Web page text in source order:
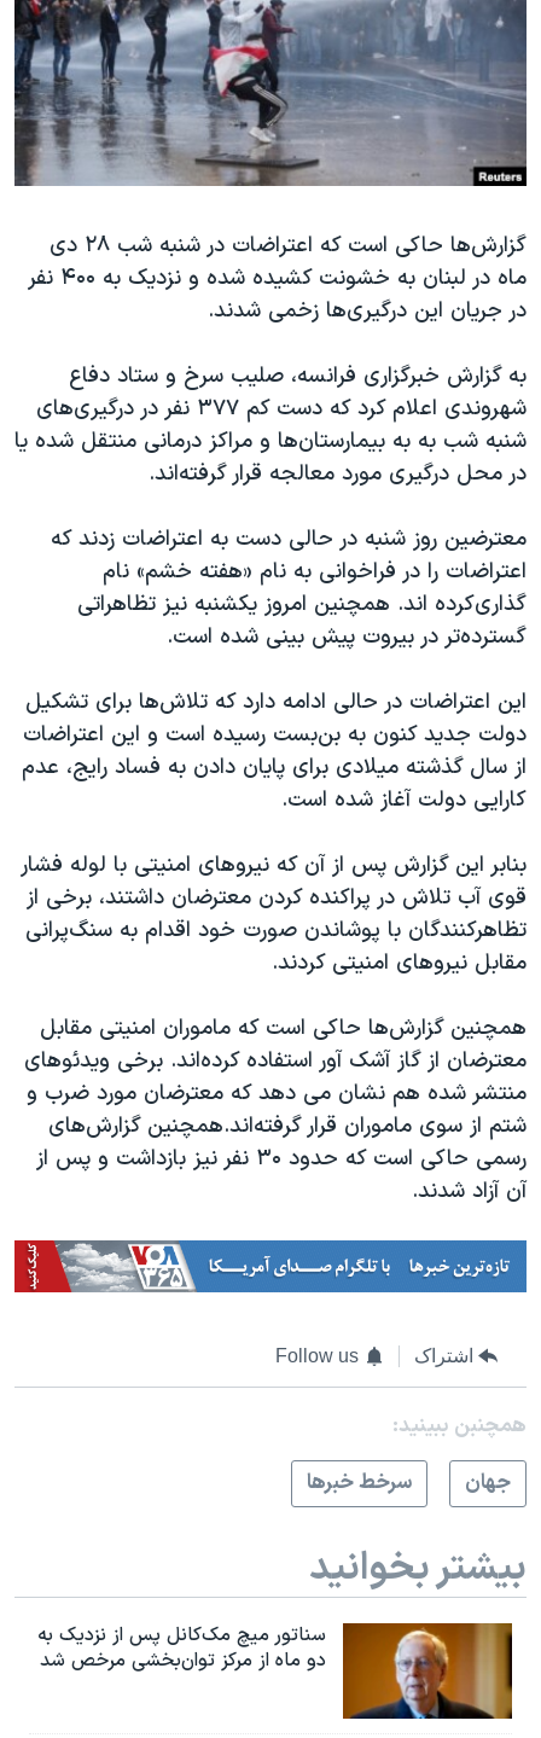
فرهنگ و زندگی
حقوق شهروندی
اقتصادی
علم و فناوری
گالری عکس
آرشیو پخش زنده
مستندها
انتخابات ریاست جمهوری آمریکا ۲۰۲۴
حمله جمهوری اسلامی به اسرائیل
رمز مهسا
اعتراضات زن، زندگی، آزادی
مجموعه مستندهای دادخواهی
تریبونال مردمی آبان ۹۸
دادگاه حمید نوری
چهل سال گروگان‌گیری
قانون شفافیت دارائی کادر رهبری ایران
اسرائیل در جنگ
نرگس محمدی برنده جایزه نوبل صلح
همایش محافظه‌کاران آمریکا «سی‌پک»
سفر پرزیدنت ترامپ به چین
دنبال کنید
زبانهای مختلف
گزارش‌ها حاکی است که اعتراضات در شنبه شب ۲۸ دی
ماه در لبنان به خشونت کشیده شده و نزدیک به ۴۰۰ نفر
در جریان این درگیری‌ها زخمی شدند.
به گزارش خبرگزاری فرانسه، صلیب سرخ و ستاد دفاع
شهروندی اعلام کرد که دست کم ۳۷۷ نفر در درگیری‌های
شنبه شب به به بیمارستان‌ها و مراکز درمانی منتقل شده یا
در محل درگیری مورد معالجه قرار گرفته‌اند.
معترضین روز شنبه در حالی دست به اعتراضات زدند که
اعتراضات را در فراخوانی به نام «هفته خشم» نام
گذاری‌کرده اند. همچنین امروز یکشنبه نیز تظاهراتی
گسترده‌تر در بیروت پیش بینی شده است.
این اعتراضات در حالی ادامه دارد که تلاش‌ها برای تشکیل
دولت جدید کنون به بن‌بست رسیده است و این اعتراضات
از سال گذشته میلادی برای پایان دادن به فساد رایج، عدم
کارایی دولت آغاز شده است.
بنابر این گزارش پس از آن که نیروهای امنیتی با لوله فشار
قوی آب تلاش در پراکنده کردن معترضان داشتند، برخی از
تظاهرکنندگان با پوشاندن صورت خود اقدام به سنگ‌پرانی
مقابل نیروهای امنیتی کردند.
همچنین گزارش‌ها حاکی است که ماموران امنیتی مقابل
معترضان از گاز آشک آور استفاده کرده‌اند. برخی ویدئوهای
منتشر شده هم نشان می دهد که معترضان مورد ضرب و
شتم از سوی ماموران قرار گرفته‌اند.همچنین گزارش‌های
رسمی حاکی است که حدود ۳۰ نفر نیز بازداشت و پس از
آن آزاد شدند.
اشتراک Follow us
همچنبن ببینید:
جهان
سرخط خبرها
بیشتر بخوانید
سناتور میچ مک‌کانل پس از نزدیک به
دو ماه از مرکز توان‌بخشی مرخص شد